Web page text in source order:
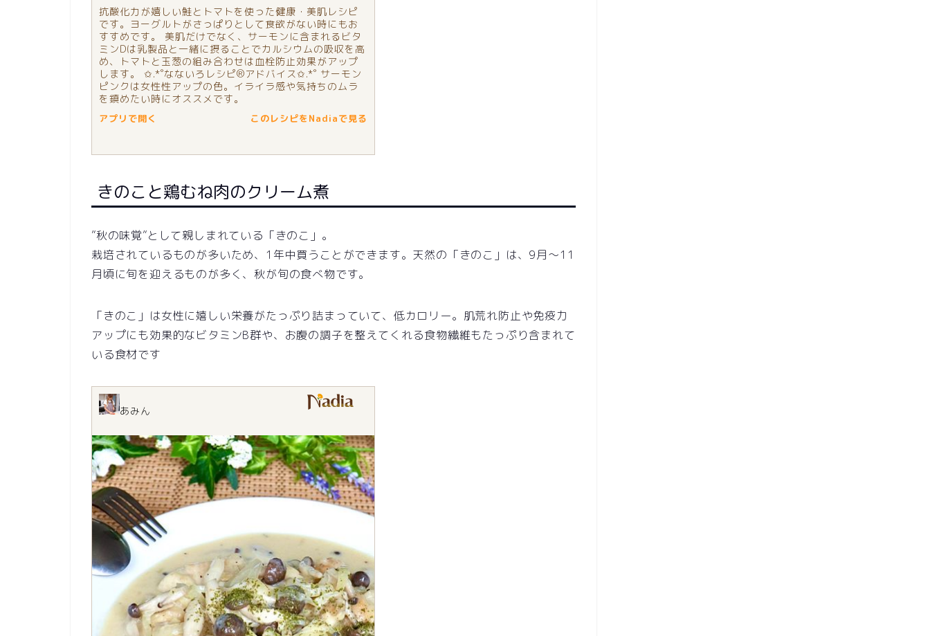
抗酸化力が嬉しい鮭とトマトを使った健康・美肌レシピ
です。ヨーグルトがさっぱりとして食欲がない時にもお
すすめです。 美肌だけでなく、サーモンに含まれるビタ
ミンDは乳製品と一緒に摂ることでカルシウムの吸収を高
め、トマトと玉葱の組み合わせは血栓防止効果がアップ
します。 ✩.*˚なないろレシピ®️アドバイス✩.*˚ サーモン
ピンクは女性性アップの色。イライラ感や気持ちのムラ
を鎮めたい時にオススメです。
アプリで開く このレシピをNadiaで見る
きのこと鶏むね肉のクリーム煮
”秋の味覚”として親しまれている「きのこ」。
栽培されているものが多いため、1年中買うことができます。天然の「きのこ」は、9月～11
月頃に旬を迎えるものが多く、秋が旬の食べ物です。
「きのこ」は女性に嬉しい栄養がたっぷり詰まっていて、低カロリー。肌荒れ防止や免疫力
アップにも効果的なビタミンB群や、お腹の調子を整えてくれる食物繊維もたっぷり含まれて
いる食材です
あみん